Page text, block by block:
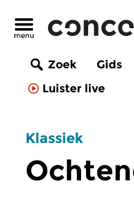
Zoek Gids
Luister live
Klassiek